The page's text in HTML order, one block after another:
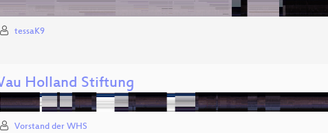
tessaK9
Holland Stiftung
Vorstand der WHS